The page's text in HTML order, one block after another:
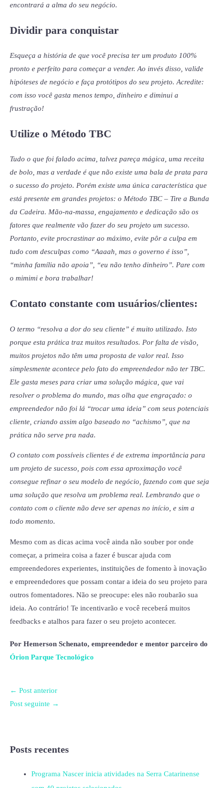
encontrará a alma do seu negócio.
Dividir para conquistar
Esqueça a história de que você precisa ter um produto 100%
pronto e perfeito para começar a vender. Ao invés disso, valide
hipóteses de negócio e faça protótipos do seu projeto. Acredite:
com isso você gasta menos tempo, dinheiro e diminui a
frustração!
Utilize o Método TBC
Tudo o que foi falado acima, talvez pareça mágica, uma receita
de bolo, mas a verdade é que não existe uma bala de prata para
o sucesso do projeto. Porém existe uma única característica que
está presente em grandes projetos: o Método TBC – Tire a Bunda
da Cadeira. Mão-na-massa, engajamento e dedicação são os
fatores que realmente vão fazer do seu projeto um sucesso.
Portanto, evite procrastinar ao máximo, evite pôr a culpa em
tudo com desculpas como “Aaaah, mas o governo é isso”,
“minha família não apoia”, “eu não tenho dinheiro”. Pare com
o mimimi e bora trabalhar!
Contato constante com usuários/clientes:
O termo “resolva a dor do seu cliente” é muito utilizado. Isto
porque esta prática traz muitos resultados. Por falta de visão,
muitos projetos não têm uma proposta de valor real. Isso
simplesmente acontece pelo fato do empreendedor não ter TBC.
Ele gasta meses para criar uma solução mágica, que vai
resolver o problema do mundo, mas olha que engraçado: o
empreendedor não foi lá “trocar uma ideia” com seus potenciais
cliente, criando assim algo baseado no “achismo”, que na
prática não serve pra nada.
O contato com possíveis clientes é de extrema importância para
um projeto de sucesso, pois com essa aproximação você
consegue refinar o seu modelo de negócio, fazendo com que seja
uma solução que resolva um problema real. Lembrando que o
contato com o cliente não deve ser apenas no início, e sim a
todo momento.
Mesmo com as dicas acima você ainda não souber por onde
começar, a primeira coisa a fazer é buscar ajuda com
empreendedores experientes, instituições de fomento à inovação
e empreendedores que possam contar a ideia do seu projeto para
outros fomentadores. Não se preocupe: eles não roubarão sua
ideia. Ao contrário! Te incentivarão e você receberá muitos
feedbacks e atalhos para fazer o seu projeto acontecer.
Por Hemerson Schenato, empreendedor e mentor parceiro do
Órion Parque Tecnológico
← Post anterior
Post seguinte →
Posts recentes
Programa Nascer inicia atividades na Serra Catarinense